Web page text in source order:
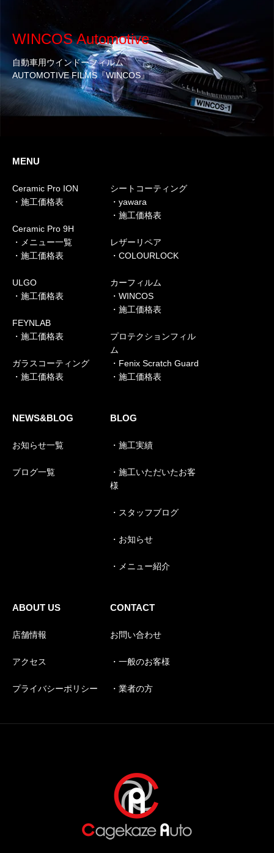
WINCOS Automotive
自動車用ウインドーフィルム
AUTOMOTIVE FILMS『WINCOS』
MENU
Ceramic Pro ION
・施工価格表
Ceramic Pro 9H
・メニュー一覧
・施工価格表
ULGO
・施工価格表
FEYNLAB
・施工価格表
ガラスコーティング
・施工価格表
シートコーティング
・yawara
・施工価格表
レザーリペア
・COLOURLOCK
カーフィルム
・WINCOS
・施工価格表
プロテクションフィル
ム
・Fenix Scratch Guard
・施工価格表
NEWS&BLOG
お知らせ一覧
ブログ一覧
BLOG
・施工実績
・施工いただいたお客
様
・スタッフブログ
・お知らせ
・メニュー紹介
ABOUT US
店舗情報
アクセス
プライバシーポリシー
CONTACT
お問い合わせ
・一般のお客様
・業者の方